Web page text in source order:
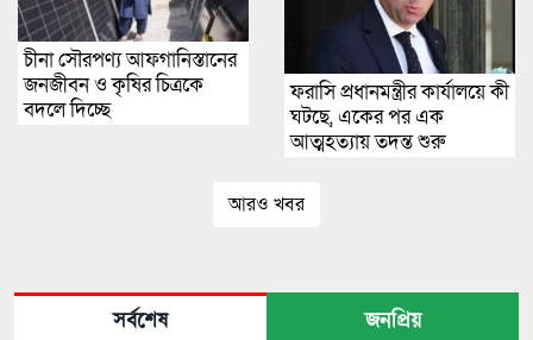
চীনা সৌরপণ্য আফগানিস্তানের
জনজীবন ও কৃষির চিত্রকে
বদলে দিচ্ছে
ফরাসি প্রধানমন্ত্রীর কার্যালয়ে কী
ঘটছে, একের পর এক
আত্মহত্যায় তদন্ত শুরু
আরও খবর
সর্বশেষ জনপ্রিয়